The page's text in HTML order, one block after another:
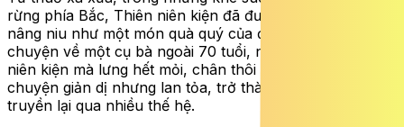
rừng phía Bắc, Thiên niên kiện đã được phát hiện và
nâng niu như một món quà quý của đại ngàn. Có câu
chuyện về một cụ bà ngoài 70 tuổi, nhờ dùng Thiên
niên kiện mà lưng hết mỏi, chân thôi tê – một câu
chuyện giản dị nhưng lan tỏa, trở thành niềm tin được
truyền lại qua nhiều thế hệ.